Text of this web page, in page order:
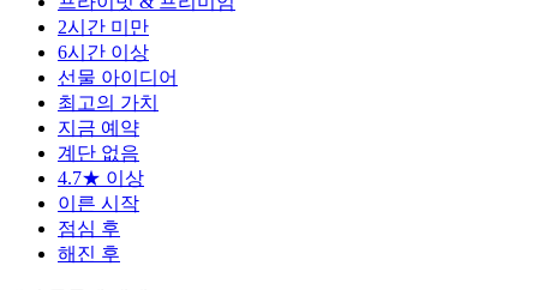
2시간 미만
6시간 이상
선물 아이디어
최고의 가치
지금 예약
계단 없음
4.7★ 이상
이른 시작
점심 후
해진 후